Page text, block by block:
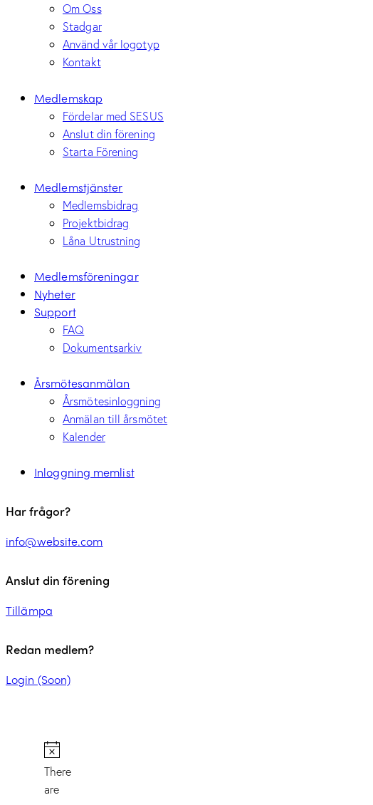
Om Oss
Stadgar
Använd vår logotyp
Kontakt
Medlemskap
Fördelar med SESUS
Anslut din förening
Starta Förening
Medlemstjänster
Medlemsbidrag
Projektbidrag
Låna Utrustning
Medlemsföreningar
Nyheter
Support
FAQ
Dokumentsarkiv
Årsmötesanmälan
Årsmötesinloggning
Anmälan till årsmötet
Kalender
Inloggning memlist
Har frågor?
info@website.com
Anslut din förening
Tillämpa
Redan medlem?
Login (Soon)
There
are